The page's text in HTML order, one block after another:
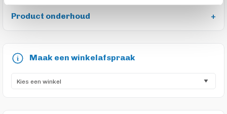
Product onderhoud
Maak een winkelafspraak